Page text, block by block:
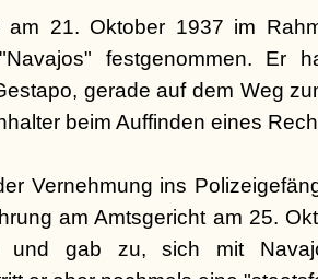
am 21. Oktober 1937 im
festgenommen. Er
gerade auf dem Weg
beim Auffinden eines
Vernehmung ins
am Amtsgericht am 25.
und gab zu, sich mit